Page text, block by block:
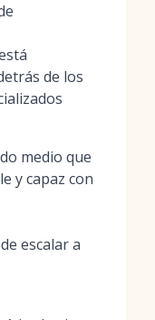
de los
medio que
y capaz con
escalar a